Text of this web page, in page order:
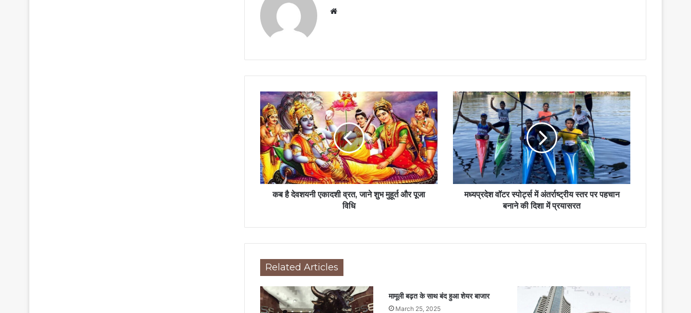
कब है देवशयनी एकादशी व्रत, जाने शुभ मुहूर्त और पूजा
विधि
मध्यप्रदेश वॉटर स्पोर्ट्स में अंतर्राष्ट्रीय स्तर पर पहचान
बनाने की दिशा में प्रयासरत
Related Articles
मामूली बढ़त के साथ बंद हुआ शेयर बाजार
March 25, 2025